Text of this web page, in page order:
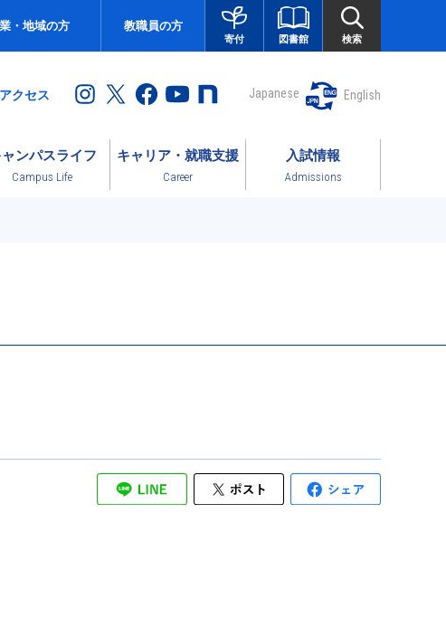
・地域の方 教職員の方
寄付 図書館 検索
クセス Japanese English
ンパスライフ
Campus Life
キャリア・就職支援
Career
入試情報
Admissions